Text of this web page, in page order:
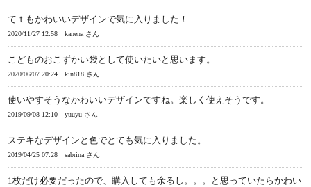
てｔもかわいいデザインで気に入りました！
2020/11/27 12:58 kanena さん
こどものおこずかい袋として使いたいと思います。
2020/06/07 20:24 kin818 さん
使いやすそうなかわいいデザインですね。楽しく使えそうです。
2019/09/08 12:10 yuuyu さん
ステキなデザインと色でとても気に入りました。
2019/04/25 07:28 sabrina さん
1枚だけ必要だったので、購入しても余るし。。。と思っていたらかわい